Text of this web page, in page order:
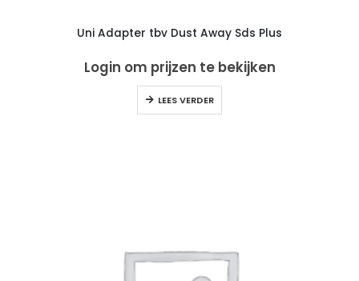
Uni Adapter tbv Dust Away Sds Plus
Login om prijzen te bekijken
LEES VERDER